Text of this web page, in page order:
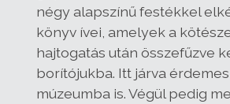
négy alapszínű festékkel
könyv ívei, amelyek a
hajtogatás után összefűzve
borítójukba. Itt járva
múzeumba is. Végül pedig